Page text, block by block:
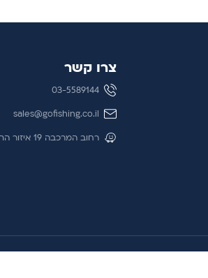
צרו קשר
03-5589144
sales@gofishing.co.il
רחוב המרכבה 19 איזור התעשייה חולון